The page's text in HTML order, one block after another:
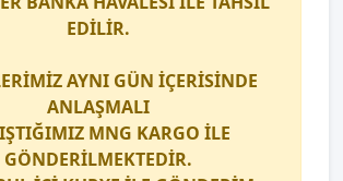
EDİLİR.
AYNI GÜN İÇERİSİNDE
ANLAŞMALI
MNG KARGO İLE
GÖNDERİLMEKTEDİR.